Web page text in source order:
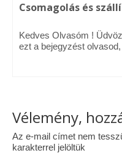
Ellynor története
Adatkezelési
Csomagolás és
Kedves Olvasóm !
ezt a bejegyzést
Vélemény,
Az e-mail címet nem
karakterrel jelöltük